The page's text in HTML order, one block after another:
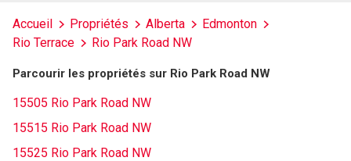
Accueil Propriétés Alberta
Edmonton
Rio Terrace
Rio Park Road NW
Parcourir les propriétés sur Rio Park Road NW
15505 Rio Park Road NW
15515 Rio Park Road NW
15525 Rio Park Road NW